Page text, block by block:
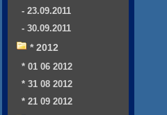
- 23.09.2011
- 30.09.2011
* 2012
* 01 06 2012
* 31 08 2012
* 21 09 2012